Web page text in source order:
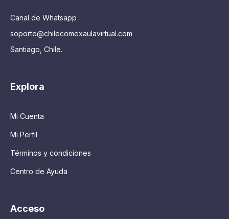
Canal de Whatsapp
soporte@chilecomexaulavirtual.com
Santiago, Chile.
Explora
Mi Cuenta
Mi Perfil
Términos y condiciones
Centro de Ayuda
Acceso